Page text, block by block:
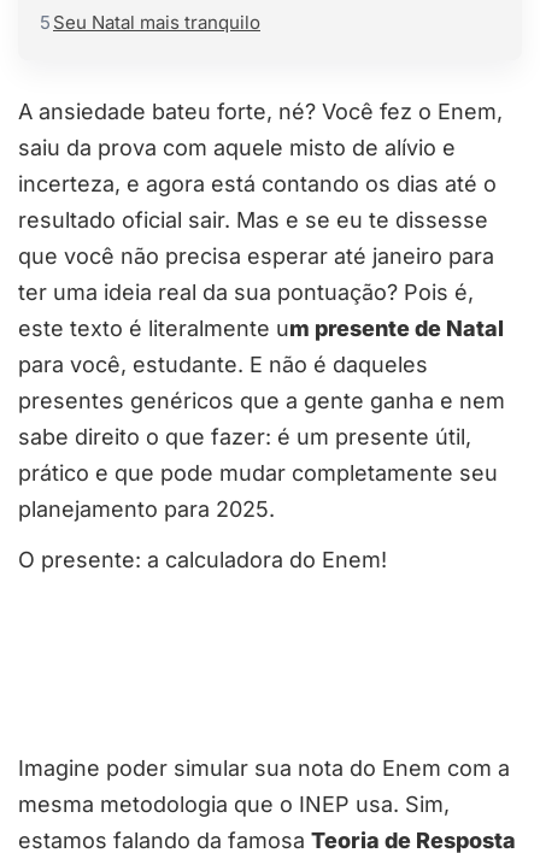
5 Seu Natal mais tranquilo
A ansiedade bateu forte, né? Você fez o Enem,
saiu da prova com aquele misto de alívio e
incerteza, e agora está contando os dias até o
resultado oficial sair. Mas e se eu te dissesse
que você não precisa esperar até janeiro para
ter uma ideia real da sua pontuação? Pois é,
este texto é literalmente um presente de Natal
para você, estudante. E não é daqueles
presentes genéricos que a gente ganha e nem
sabe direito o que fazer: é um presente útil,
prático e que pode mudar completamente seu
planejamento para 2025.
O presente: a calculadora do Enem!
Imagine poder simular sua nota do Enem com a
mesma metodologia que o INEP usa. Sim,
estamos falando da famosa Teoria de Resposta